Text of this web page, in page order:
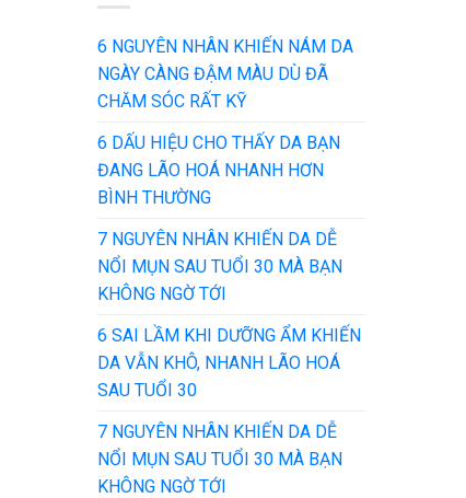
6 NGUYÊN NHÂN KHIẾN NÁM DA
NGÀY CÀNG ĐẬM MÀU DÙ ĐÃ
CHĂM SÓC RẤT KỸ
6 DẤU HIỆU CHO THẤY DA BẠN
ĐANG LÃO HOÁ NHANH HƠN
BÌNH THƯỜNG
7 NGUYÊN NHÂN KHIẾN DA DỄ
NỔI MỤN SAU TUỔI 30 MÀ BẠN
KHÔNG NGỜ TỚI
6 SAI LẦM KHI DƯỠNG ẨM KHIẾN
DA VẪN KHÔ, NHANH LÃO HOÁ
SAU TUỔI 30
7 NGUYÊN NHÂN KHIẾN DA DỄ
NỔI MỤN SAU TUỔI 30 MÀ BẠN
KHÔNG NGỜ TỚI